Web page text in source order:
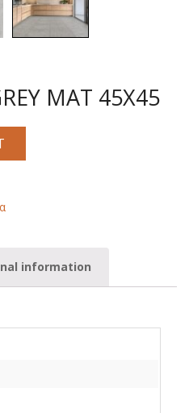
MAT 45X45
information